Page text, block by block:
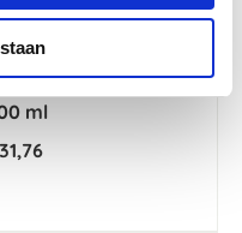
ml